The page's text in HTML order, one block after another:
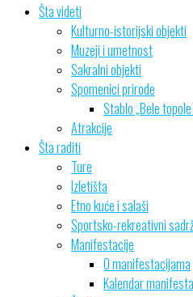
Šta videti
Kulturno-istorijski objekti
Muzeji i umetnost
Sakralni objekti
Spomenici prirode
Stablo „Bele
Atrakcije
Šta raditi
Ture
Izletišta
Etno kuće i salaši
Sportsko-rekreativni
Manifestacije
O manifestacijama
Kalendar